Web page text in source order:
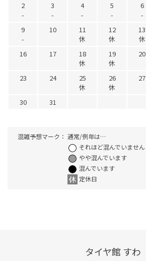
2
-
3
-
4
-
5
-
6
-
9
-
10
11
休
12
休
13
休
16
17
18
休
19
休
20
23 24
25
休
26
休
27
30 31
混雑予想マーク： 通常/例年は…
それほど混んでいません
やや混んでいます
混んでいます
定休日
タイヤ館 すわ